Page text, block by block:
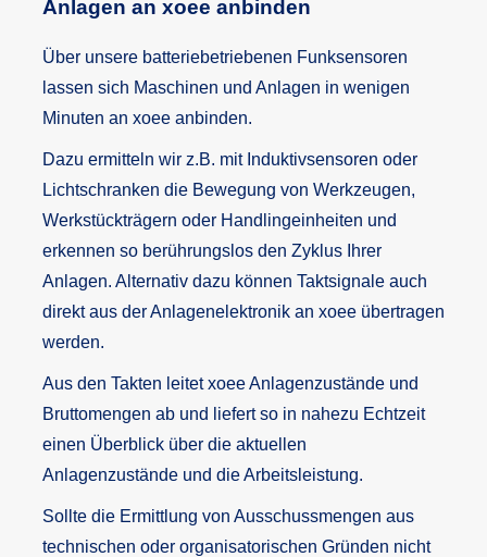
Anlagen an xoee anbinden
Über unsere batteriebetriebenen Funksensoren
lassen sich Maschinen und Anlagen in wenigen
Minuten an xoee anbinden.
Dazu ermitteln wir z.B. mit Induktivsensoren oder
Lichtschranken die Bewegung von Werkzeugen,
Werkstückträgern oder Handlingeinheiten und
erkennen so berührungslos den Zyklus Ihrer
Anlagen. Alternativ dazu können Taktsignale auch
direkt aus der Anlagenelektronik an xoee übertragen
werden.
Aus den Takten leitet xoee Anlagenzustände und
Bruttomengen ab und liefert so in nahezu Echtzeit
einen Überblick über die aktuellen
Anlagenzustände und die Arbeitsleistung.
Sollte die Ermittlung von Ausschussmengen aus
technischen oder organisatorischen Gründen nicht